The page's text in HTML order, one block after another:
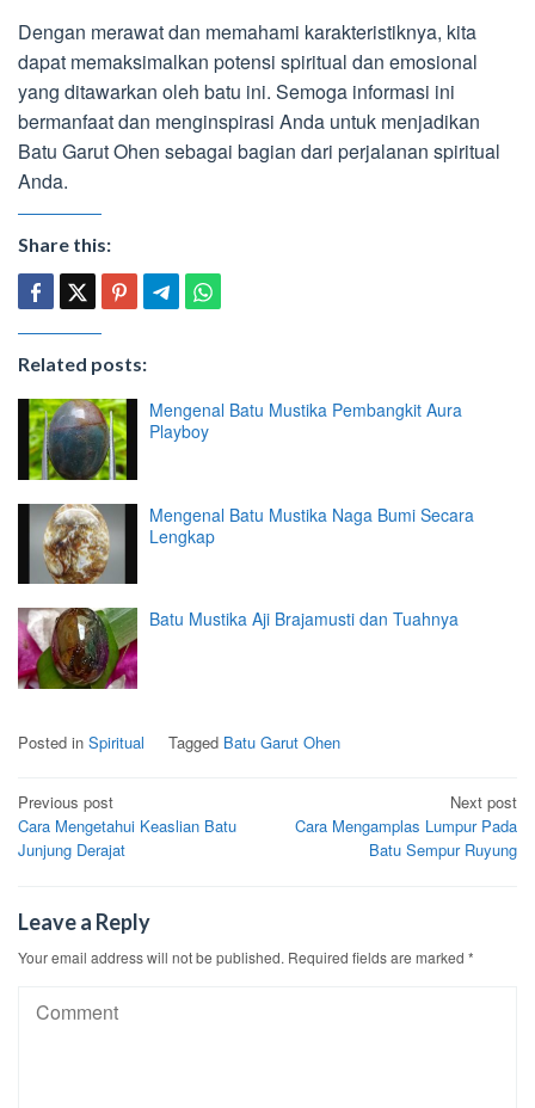
Dengan merawat dan memahami karakteristiknya, kita
dapat memaksimalkan potensi spiritual dan emosional
yang ditawarkan oleh batu ini. Semoga informasi ini
bermanfaat dan menginspirasi Anda untuk menjadikan
Batu Garut Ohen sebagai bagian dari perjalanan spiritual
Anda.
Share this:
Related posts:
Mengenal Batu Mustika Pembangkit Aura
Playboy
Mengenal Batu Mustika Naga Bumi Secara
Lengkap
Batu Mustika Aji Brajamusti dan Tuahnya
Posted in Spiritual Tagged Batu Garut Ohen
Post
navigation
Previous post
Cara Mengetahui Keaslian Batu
Junjung Derajat
Next post
Cara Mengamplas Lumpur Pada
Batu Sempur Ruyung
Leave a Reply
Your email address will not be published. Required fields are marked *